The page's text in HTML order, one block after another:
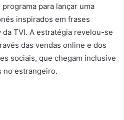
para lançar uma
inspirados em frases
TVI. A estratégia revelou-se
das vendas online e dos
sociais, que chegam inclusive
no estrangeiro.